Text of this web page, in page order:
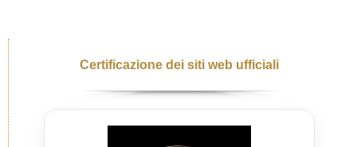
Certificazione dei siti web ufficiali